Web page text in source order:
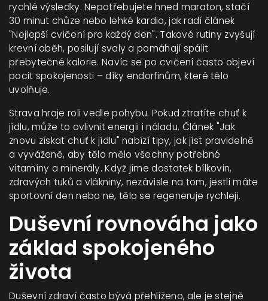
rychlé výsledky. Nepotřebujete hned maraton, stačí
30 minut chůze nebo lehké kardio, jak radí článek
"Nejlepší cvičení pro každý den". Takové rutiny zvyšují
krevní oběh, posilují svaly a pomáhají spálit
přebytečné kalorie. Navíc se po cvičení často objeví
pocit spokojenosti – díky endorfinům, které tělo
uvolňuje.
Strava hraje roli vedle pohybu. Pokud ztratíte chuť k
jídlu, může to ovlivnit energii i náladu. Článek "Jak
znovu získat chuť k jídlu" nabízí tipy, jak jíst pravidelně
a vyváženě, aby tělo mělo všechny potřebné
vitamíny a minerály. Když jíme dostatek bílkovin,
zdravých tuků a vlákniny, nezávisle na tom, jestli máte
sportovní den nebo ne, tělo se regeneruje rychleji.
Duševní rovnováha jako
základ spokojeného
života
Duševní zdraví často bývá přehlíženo, ale je stejně